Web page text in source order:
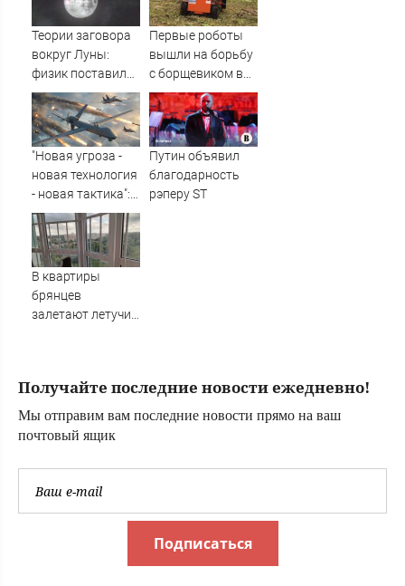
Смоленске -
Новости на
Теории заговора
вокруг Луны:
физик поставил
под сомнение
снимки NASA
Первые роботы
вышли на борьбу
с борщевиком в
Ленобласти
"Новая угроза -
новая технология
- новая тактика":
Западное СМИ
попыталось
определить
победителя в
войне на Украине
Путин объявил
благодарность
рэперу ST
В квартиры
брянцев
залетают летучие
Получайте последние новости ежедневно!
Мы отправим вам последние новости прямо на ваш
почтовый ящик
Подписаться